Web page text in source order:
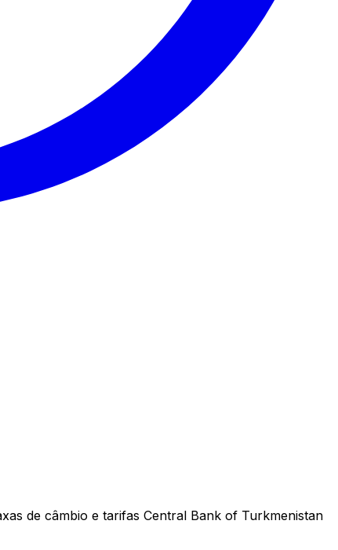
de câmbio e tarifas Central Bank of Turkmenistan